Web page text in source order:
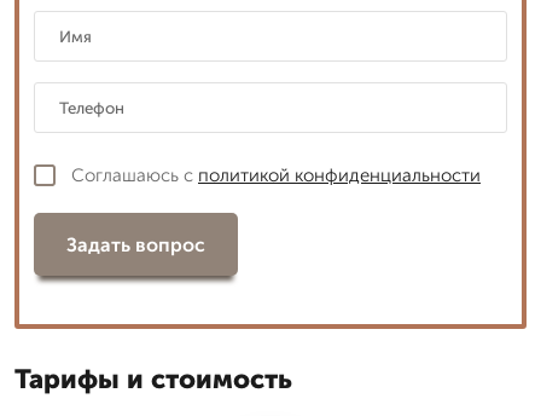
Соглашаюсь с политикой конфиденциальности
Задать вопрос
Тарифы и стоимость